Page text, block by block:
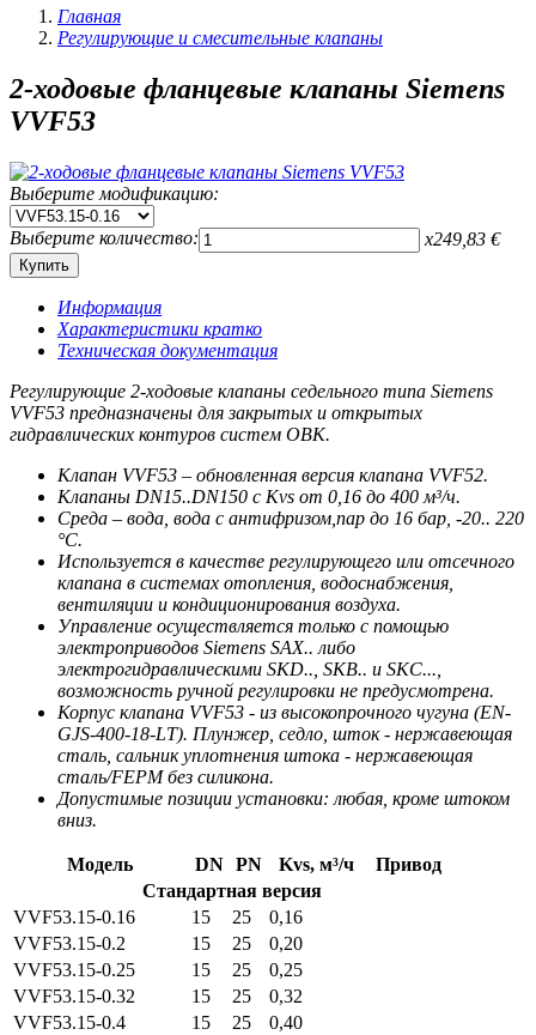
Главная
Регулирующие и смесительные клапаны
2-ходовые фланцевые клапаны Siemens
VVF53
Выберите модификацию:
Выберите количество: x249,83 €
Информация
Характеристики кратко
Техническая документация
Регулирующие 2-ходовые клапаны седельного типа Siemens
VVF53 предназначены для закрытых и открытых
гидравлических контуров систем ОВК.
Клапан VVF53 – обновленная версия клапана VVF52.
Клапаны DN15..DN150 c Kvs от 0,16 до 400 м³/ч.
Среда – вода, вода с антифризом,пар до 16 бар, -20.. 220
°C.
Используется в качестве регулирующего или отсечного
клапана в системах отопления, водоснабжения,
вентиляции и кондиционирования воздуха.
Управление осуществляется только с помощью
электроприводов Siemens SAX.. либо
электрогидравлическими SKD.., SKB.. и SKC...,
возможность ручной регулировки не предусмотрена.
Корпус клапана VVF53 - из высокопрочного чугуна (EN-
GJS-400-18-LT). Плунжер, седло, шток - нержавеющая
сталь, cальник уплотнения штока - нержавеющая
сталь/FEPM без силикона.
Допустимые позиции установки: любая, кроме штоком
вниз.
Модель DN PN Kvs, м³/ч
Привод
Стандартная версия
VVF53.15-0.16
15 25 0,16
VVF53.15-0.2 15 25
0,20
VVF53.15-0.25
15 25
0,25
VVF53.15-0.32
15 25
0,32
VVF53.15-0.4
15 25
0,40